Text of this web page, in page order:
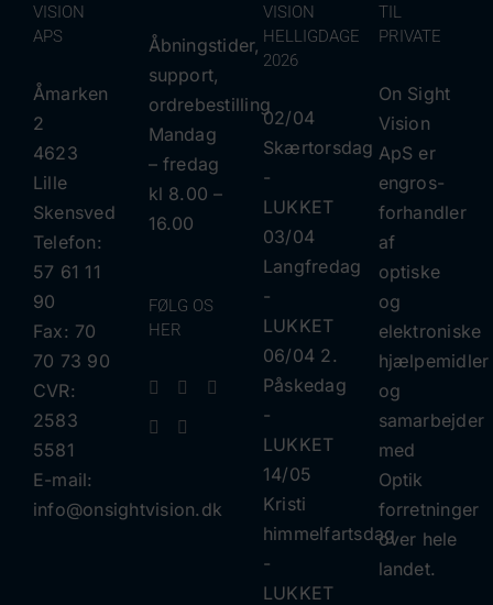
VISION
APS
Åmarken
2
4623
Lille
Skensved
Telefon:
57 61 11
90
Fax: 70
70 73 90
CVR:
2583
5581
E-mail:
info@onsightvision.dk
Åbningstider,
support,
ordrebestilling
Mandag
– fredag
kl 8.00 –
16.00
FØLG OS
HER
VISION
HELLIGDAGE
2026
02/04
Skærtorsdag
​​-
LUKKET
03/04
Langfredag
​​-
LUKKET
06/04 2.
Påskedag
​​-
LUKKET
14/05
Kristi
himmelfartsdag
​​-
LUKKET
TIL
PRIVATE
On Sight
Vision
ApS er
engros-
forhandler
af
optiske
og
elektroniske
hjælpemidler
og
samarbejder
med
Optik
forretninger
over hele
landet.